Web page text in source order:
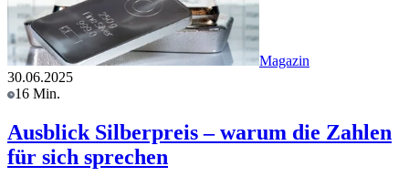
Magazin
30.06.2025
16 Min.
Ausblick Silberpreis – warum die Zahlen
für sich sprechen